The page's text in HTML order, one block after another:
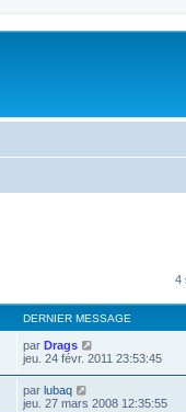
4
DERNIER MESSAGE
par Drags
jeu. 24 févr. 2011 23:53:45
par lubaq
jeu. 27 mars 2008 12:35:55